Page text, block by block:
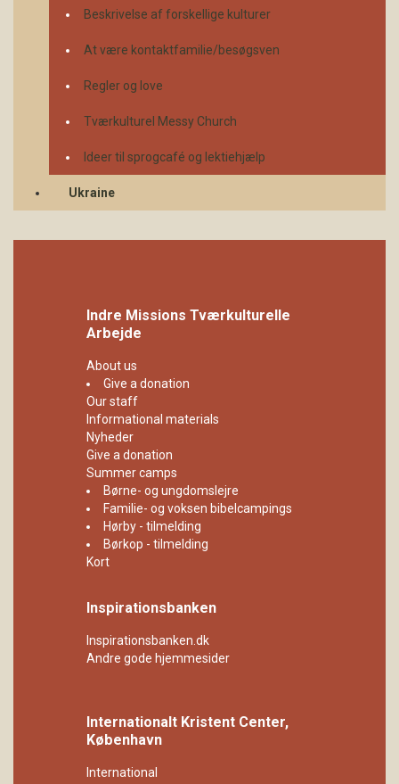
Beskrivelse af forskellige kulturer
At være kontaktfamilie/besøgsven
Regler og love
Tværkulturel Messy Church
Ideer til sprogcafé og lektiehjælp
Ukraine
Indre Missions Tværkulturelle
Arbejde
About us
Give a donation
Our staff
Informational materials
Nyheder
Give a donation
Summer camps
Børne- og ungdomslejre
Familie- og voksen bibelcampings
Hørby - tilmelding
Børkop - tilmelding
Kort
Inspirationsbanken
Inspirationsbanken.dk
Andre gode hjemmesider
Internationalt Kristent Center,
København
International